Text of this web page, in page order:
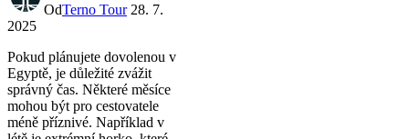
OdTerno Tour 28. 7.
2025
Pokud plánujete dovolenou v
Egyptě, je důležité zvážit
správný čas. Některé měsíce
mohou být pro cestovatele
méně příznivé. Například v